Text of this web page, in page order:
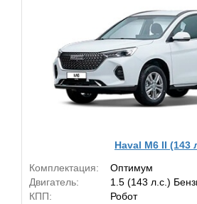
Haval M6 II (143
Комплектация:
Оптимум
Двигатель:
1.5 (143 л.с.)
КПП:
Робот